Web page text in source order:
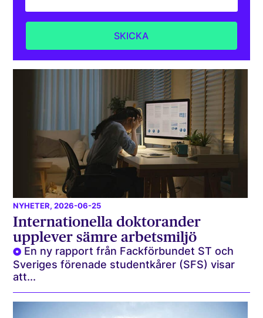
NYHETER, 2026-06-25
Internationella doktorander
upplever sämre arbetsmiljö
En ny rapport från Fackförbundet ST och
Sveriges förenade studentkårer (SFS) visar
att...